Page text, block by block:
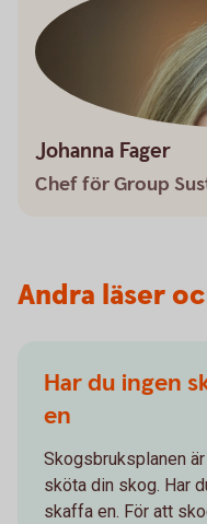
Johanna Fager
Chef för Group
Andra läser
Har du ingen
en
Skogsbruksplanen
sköta din skog. Har
skaffa en. För att